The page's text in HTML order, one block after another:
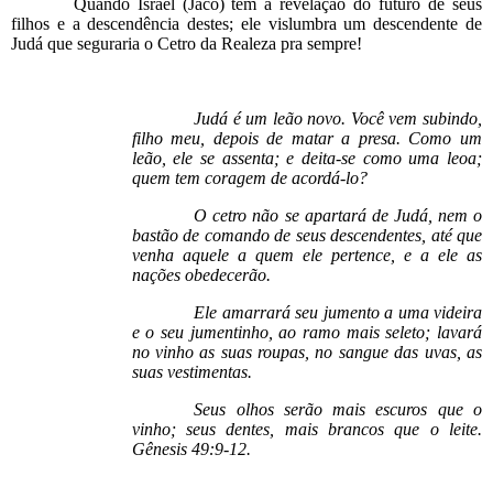
filhos e a descendência destes; ele vislumbra um descendente de
Judá que seguraria o Cetro da Realeza pra sempre!
Judá é um leão novo. Você vem subindo,
filho meu, depois de matar a presa. Como um
leão, ele se assenta; e deita-se como uma leoa;
quem tem coragem de acordá-lo?
O cetro não se apartará de Judá, nem o
bastão de comando de seus descendentes, até que
venha aquele a quem ele pertence, e a ele as
nações obedecerão.
Ele amarrará seu jumento a uma videira
e o seu jumentinho, ao ramo mais seleto; lavará
no vinho as suas roupas, no sangue das uvas, as
suas vestimentas.
Seus olhos serão mais escuros que o
vinho; seus dentes, mais brancos que o leite.
Gênesis 49:9-12.